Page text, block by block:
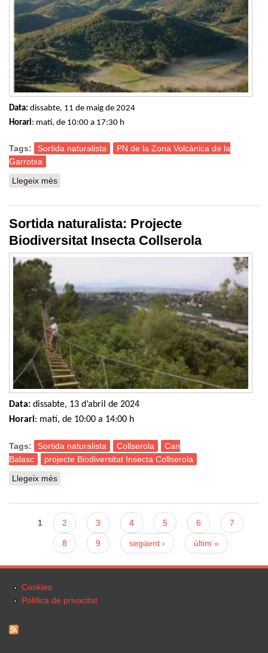
Data: dissabte, 11 de maig de 2024
Horari: matí, de 10:00 a 17:30 h
Tags: Sortida naturalista
PN de la Zona Volcànica de la
Garrotxa
Llegeix més
Sortida naturalista: Projecte
Biodiversitat Insecta Collserola
Data: dissabte, 13 d’abril de 2024
Horari: matí, de 10:00 a 14:00 h
Tags: Sortida naturalista Collserola
Can
Balasc
projecte Biodiversitat Insecta Collserola
Llegeix més
Pàgines
1 2 3 4 5 6 7
8 9 següent › últim »
Cookies
Política de privacitat